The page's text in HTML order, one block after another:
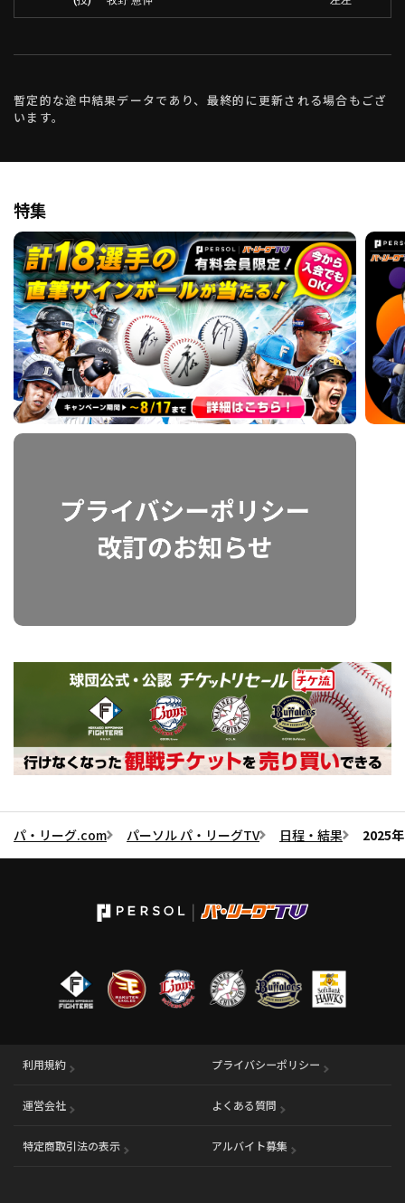
暫定的な途中結果データであり、最終的に更新される場合もござ
います。
特集
パ・リーグ.com パーソル パ・リーグTV 日程・結果 2025
利用規約 プライバシーポリシー
運営会社 （別ウィンドウで開く） よくある質問
特定商取引法の表示 アルバイト募集 （別ウィンドウで開く